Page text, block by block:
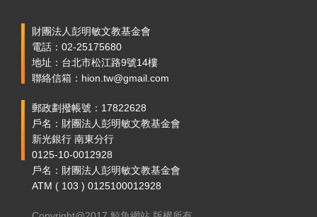
財團法人彭明敏文教基金會
電話：02-25175680
地址：台北市松江路9號14樓
聯絡信箱：hion.tw@gmail.com
郵政劃撥帳號：17822628
戶名：財團法人彭明敏文教基金會
新光銀行 南東分行
0125-10-0012928
戶名：財團法人彭明敏文教基金會
ATM ( 103 ) 0125100012928